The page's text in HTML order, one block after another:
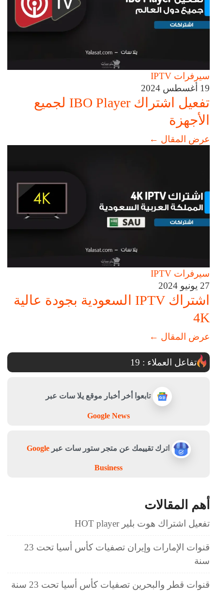
سيرفرات IPTV
19 أغسطس 2024
تفعيل اشتراك IBO Player لجميع
الأجهزة
عرض المقال ←
سيرفرات IPTV
27 يونيو 2024
اشتراك IPTV السعودية بجودة عالية
4K
عرض المقال ←
تفاعل العملاء : 19
تابعوا أخر أخبار موقع يلا سات عبر
Google News
اترك تقييمك عن متجر ستور سات عبرGoogle
Business
أهم المقالات
تفعيل اشتراك هوت بلير HOT player
قنوات الإمارات وإيران تصفيات كأس أسيا تحت 23
سنة
قنوات قطر والبحرين تصفيات كأس أسيا تحت 23 سنة